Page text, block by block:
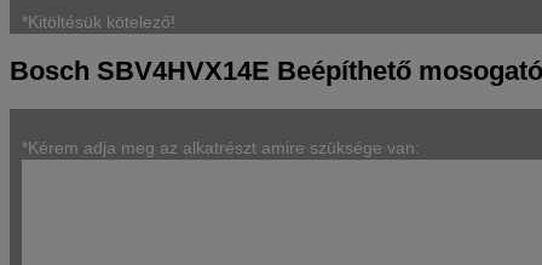
*Kitöltésük kötelező!
Bosch SBV4HVX14E Beépíthető
*Kérem adja meg az alkatrészt amire szüksége van: